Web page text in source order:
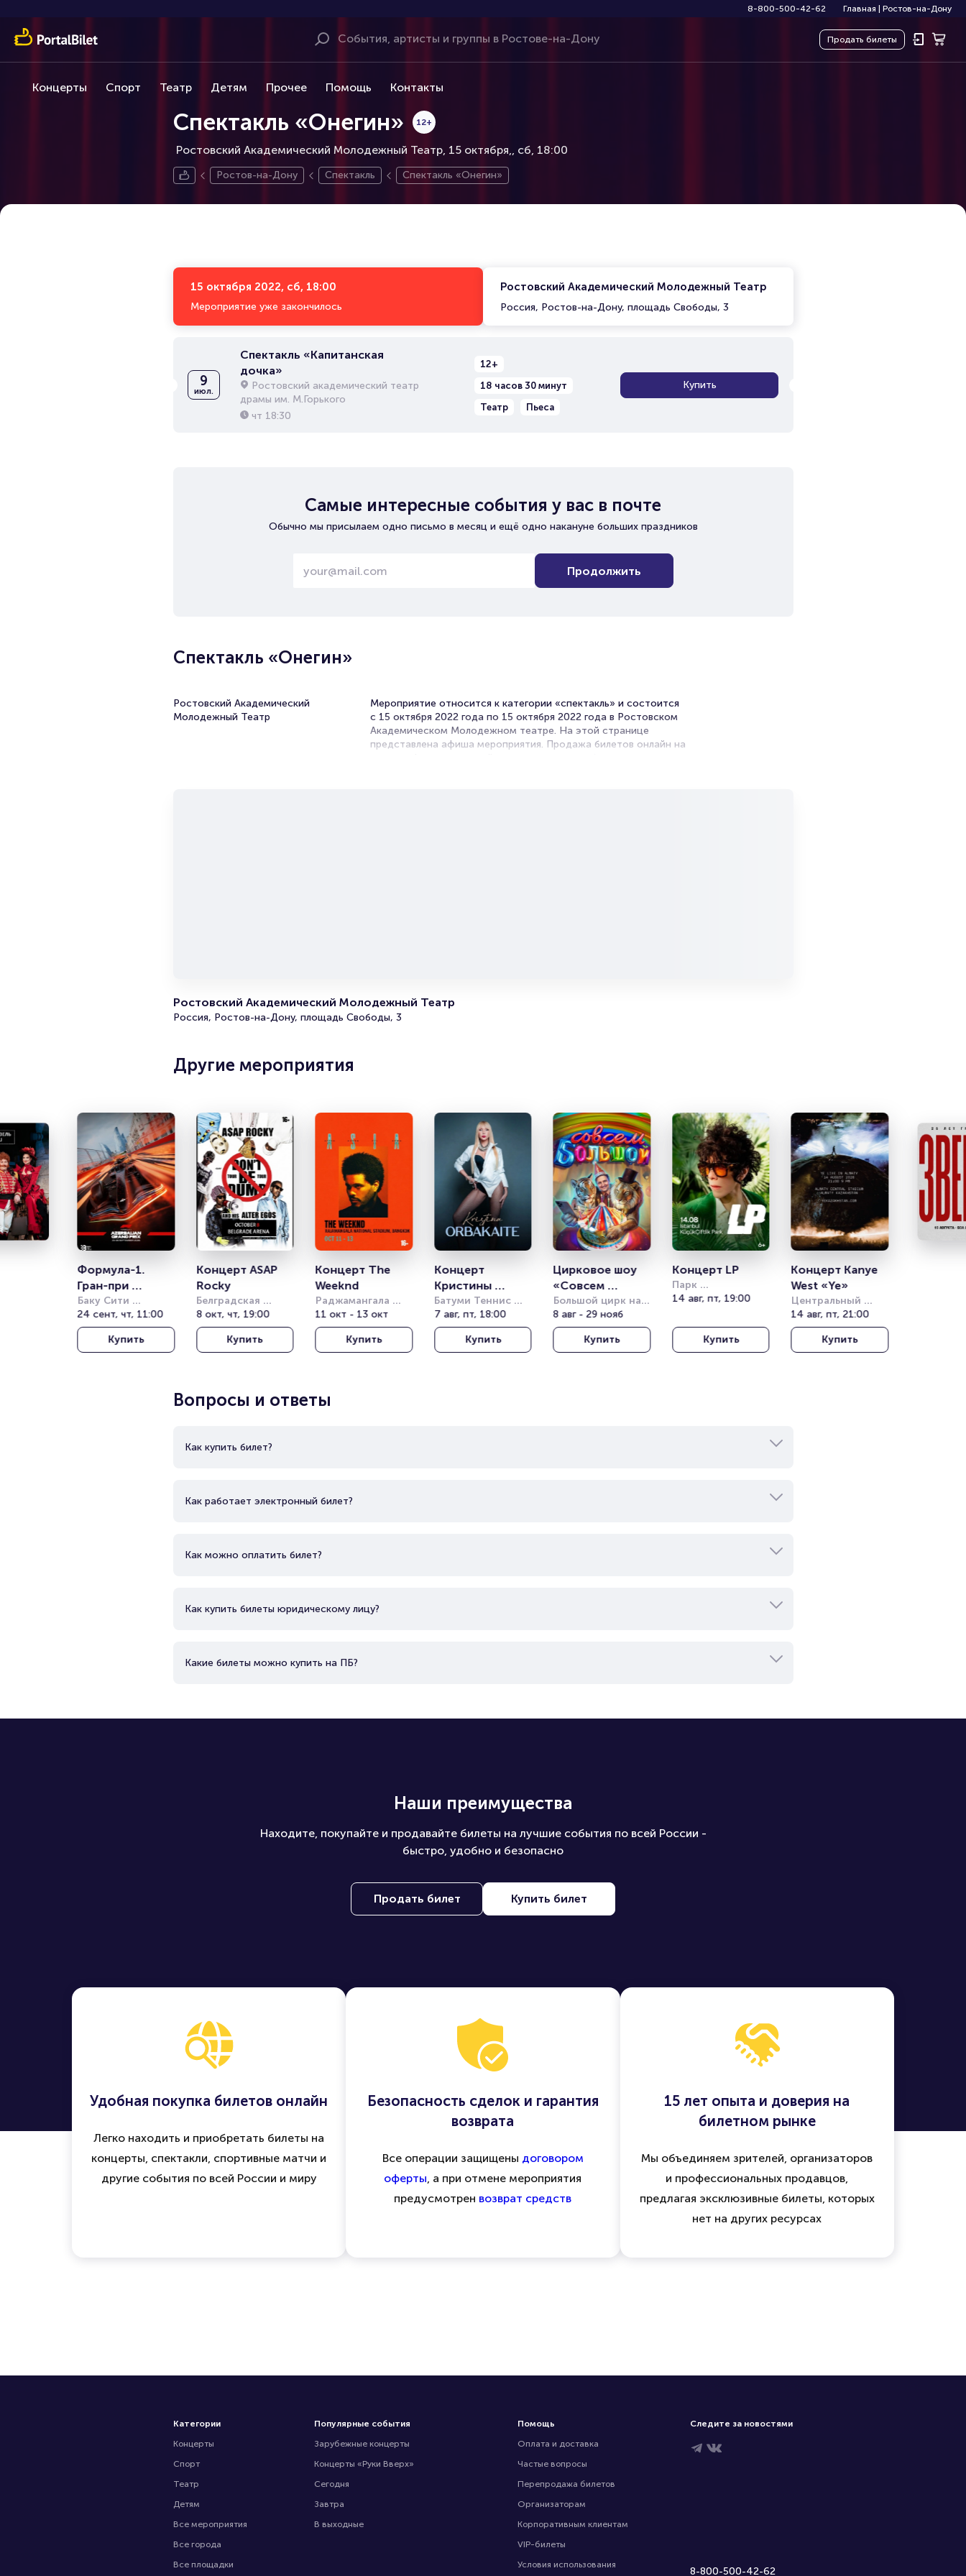
8-800-500-42-62 Главная Ростов-на-Дону
Продать билеты
Концерты Спорт Театр Детям Прочее Помощь Контакты
Спектакль «Онегин»
Ростовский Академический Молодежный Театр, 15 октября,
12+
сб, 18:00
Ростов-на-Дону Спектакль Спектакль «Онегин»
15 октября 2022, сб, 18:00
Мероприятие уже закончилось
Ростовский Академический Молодежный Театр
Россия, Ростов-на-Дону, площадь Свободы, 3
9
июл.
Спектакль «Капитанская
дочка»
Ростовский академический театр
драмы им. М.Горького
чт 18:30
12+
18 часов 30 минут
Театр
Пьеса
Купить
Самые интересные события у вас в почте
Обычно мы присылаем одно письмо в месяц и ещё одно накануне больших праздников
Продолжить
Спектакль «Онегин»
Ростовский Академический
Молодежный Театр
Мероприятие относится к категории «спектакль» и состоится
с 15 октября 2022 года по 15 октября 2022 года в Ростовском
Академическом Молодежном театре. На этой странице
представлена афиша мероприятия. Продажа билетов онлайн на
Билеты на спектакль «Онегин»
большой популярностью у зрителей. Спешите купить их, пока
они есть в наличии.
Полезные ссылки
Подробнее о том, как вернуть, сдать или продать билет
читайте в разделах:
Продать билет
Брокерам
Организаторам
Ростовский Академический Молодежный Театр
Россия, Ростов-на-Дону, площадь Свободы, 3
Другие мероприятия
Формула-1.
Гран-при
Азербайджана
2026. 24 - 26
Сентября
Баку Сити
СирСуит (Baku
City Circuit)
24 сент, чт, 11:00
Купить
Концерт ASAP
Rocky
Белградская
Арена (бывш.
Штарк Арена)
8 окт, чт, 19:00
Купить
Концерт The
Weeknd
Раджамангала
Нэшнл Стэдиум
(Rajamangala
National Stadium)
11 окт - 13 окт
Купить
Концерт
Кристины
Орбакайте
Батуми Теннис
Клаб (Batumi
Tennis Club)
7 авг, пт, 18:00
Купить
Цирковое шоу
«Совсем
большой»
Большой цирк на
проспекте
Вернадского
8 авг - 29 нояб
Купить
Концерт LP
Парк
Кучукчифтлик
14 авг, пт, 19:00
Купить
Концерт Kanye
West «Ye»
Центральный
стадион Алматы
14 авг, пт, 21:00
Купить
Вопросы и ответы
Как купить билет?
Как работает электронный билет?
Как можно оплатить билет?
Как купить билеты юридическому лицу?
Какие билеты можно купить на ПБ?
Наши преимущества
Находите, покупайте и продавайте билеты на лучшие события по всей России -
быстро, удобно и безопасно
Продать билет Купить билет
Удобная покупка билетов онлайн
Легко находить и приобретать билеты на
концерты, спектакли, спортивные матчи и
другие события по всей России и миру
Безопасность сделок и гарантия
возврата
Все операции защищены договором
оферты , а при отмене мероприятия
предусмотрен возврат средств
15 лет опыта и доверия на
билетном рынке
Мы объединяем зрителей, организаторов
и профессиональных продавцов,
предлагая эксклюзивные билеты, которых
нет на других ресурсах
Категории
Концерты
Спорт
Театр
Детям
Все мероприятия
Все города
Все площадки
Популярные события
Зарубежные концерты
Концерты «Руки Вверх»
Сегодня
Завтра
В выходные
Помощь
Оплата и доставка
Частые вопросы
Перепродажа билетов
Организаторам
Корпоративным клиентам
VIP-билеты
Условия использования
Следите за новостями
8-800-500-42-62